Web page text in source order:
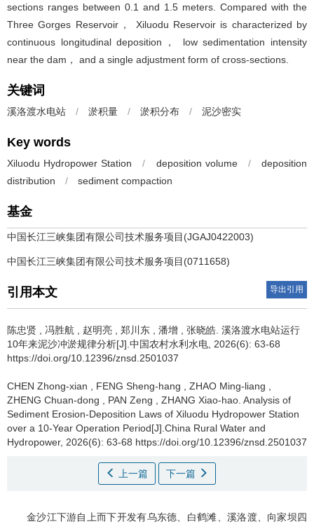
sections ranges between 0.1 and 1.5 meters. Compared with the
Three Gorges Reservoir， Xiluodu Reservoir is characterized by
continuous longitudinal deposition， low sedimentation intensity
near the dam， and a single adjustment form of cross-sections.
关键词
溪洛渡水电站 / 淤积量 / 淤积分布 / 泥沙密实
Key words
Xiluodu Hydropower Station / deposition volume /
deposition
distribution
/ sediment compaction
基金
中国长江三峡集团有限公司技术服务项目(JGAJ0422003)
中国长江三峡集团有限公司技术服务项目(0711658)
引用本文 导出引用
陈忠贤 冯胜航 赵明亮 郑川东 潘增 张晓皓 溪洛渡水电站运行
10年来泥沙冲淤规律分析[J].中国农村水利水电, 2026(6): 63-68
https://doi.org/10.12396/znsd.2501037
CHEN Zhong-xian FENG Sheng-hang ZHAO Ming-liang
ZHENG Chuan-dong
PAN Zeng ZHANG Xiao-hao Analysis of
Sediment Erosion-Deposition Laws of Xiluodu Hydropower Station
over a 10-Year Operation Period[J].China Rural Water and
Hydropower, 2026(6): 63-68 https://doi.org/10.12396/znsd.2501037
上一篇 下一篇
金沙江下游自上而下开发有乌东德、白鹤滩、溪洛渡、向家坝四